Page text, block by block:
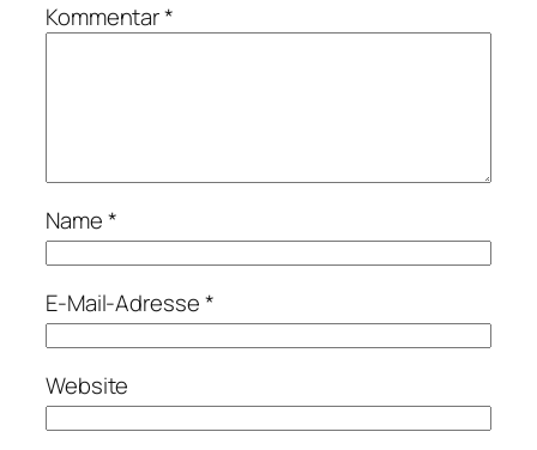
Kommentar*
Name*
E-Mail-Adresse*
Website